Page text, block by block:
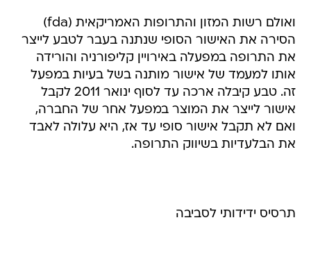
ואולם רשות המזון והתרופות האמריקאית (fda)
הסירה את האישור הסופי שנתנה בעבר לטבע לייצר
את התרופה במפעלה באירויין קליפורניה והורידה
אותו למעמד של אישור מותנה בשל בעיות במפעל
זה. טבע קיבלה ארכה עד לסוף ינואר 2011 לקבל
אישור לייצר את המוצר במפעל אחר של החברה,
ואם לא תקבל אישור סופי עד אז, היא עלולה לאבד
את הבלעדיות בשיווק התרופה.
תרסיס ידידותי לסביבה